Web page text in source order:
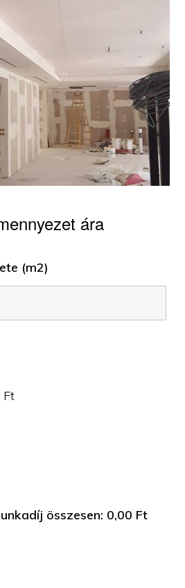
ára
(m2)
Ft
összesen: 0,00 Ft